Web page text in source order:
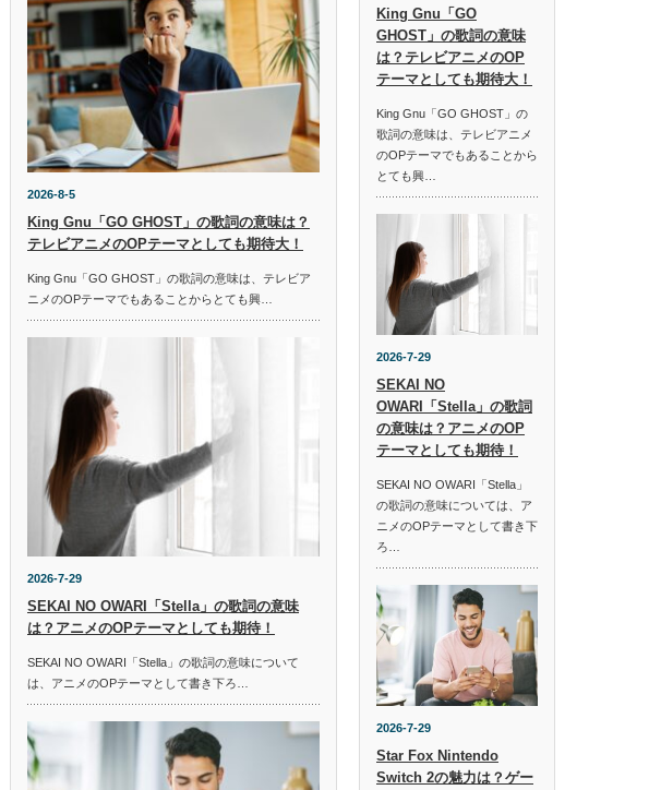
2026-8-5
King Gnu「GO GHOST」の歌詞の意味は？
テレビアニメのOPテーマとしても期待大！
King Gnu「GO GHOST」の歌詞の意味は、テレビア
ニメのOPテーマでもあることからとても興…
2026-7-29
SEKAI NO OWARI「Stella」の歌詞の意味
は？アニメのOPテーマとしても期待！
SEKAI NO OWARI「Stella」の歌詞の意味について
は、アニメのOPテーマとして書き下ろ…
King Gnu「GO
GHOST」の歌詞の意味
は？テレビアニメのOP
テーマとしても期待大！
King Gnu「GO GHOST」の
歌詞の意味は、テレビアニメ
のOPテーマでもあることから
とても興…
2026-7-29
SEKAI NO
OWARI「Stella」の歌詞
の意味は？アニメのOP
テーマとしても期待！
SEKAI NO OWARI「Stella」
の歌詞の意味については、ア
ニメのOPテーマとして書き下
ろ…
2026-7-29
Star Fox Nintendo
Switch 2の魅力は？ゲー